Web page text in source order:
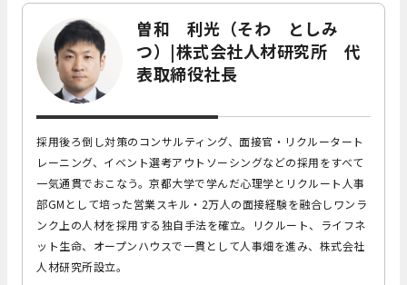
曽和 利光（そわ としみ
つ）|株式会社人材研究所 代
表取締役社長
採用後ろ倒し対策のコンサルティング、面接官・リクルータート
レーニング、イベント選考アウトソーシングなどの採用をすべて
一気通貫でおこなう。 京都大学で学んだ心理学とリクルート人事
部GMとして培った営業スキル・2万人の面接経験を融合しワンラ
ンク上の人材を採用する独自手法を確立。
リクルート、ライフネ
ット生命、オープンハウスで一貫として人事畑を進み、株式会社
人材研究所設立。